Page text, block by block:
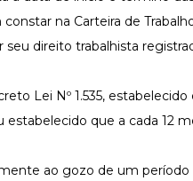
constar na Carteira de
direito trabalhista
Lei Nº 1.535, estabelecido
que a cada 12
ao gozo de um período